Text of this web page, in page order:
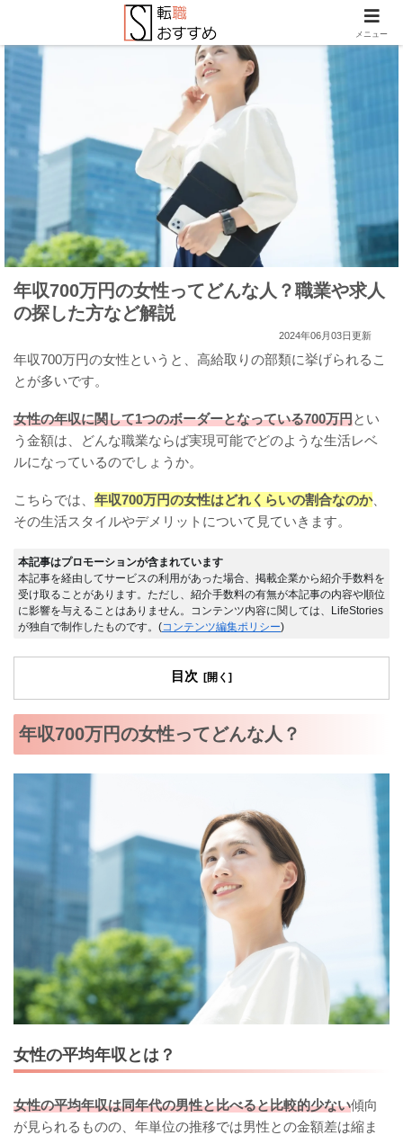
年収700万円の女性ってどんな人？職業や求人
の探した方など解説
2024年06月03日更新
年収700万円の女性というと、高給取りの部類に挙げられるこ
とが多いです。
女性の年収に関して1つのボーダーとなっている700万円とい
う金額は、どんな職業ならば実現可能でどのような生活レベ
ルになっているのでしょうか。
こちらでは、 年収700万円の女性はどれくらいの割合なのか、
その生活スタイルやデメリットについて見ていきます。
本記事はプロモーションが含まれています
本記事を経由してサービスの利用があった場合、掲載企業から紹介手数料を
受け取ることがあります。ただし、紹介手数料の有無が本記事の内容や順位
に影響を与えることはありません。コンテンツ内容に関しては、LifeStories
が独自で制作したものです。(コンテンツ編集ポリシー)
目次
年収700万円の女性ってどんな人？
女性の平均年収とは？
女性の平均年収は同年代の男性と比べると比較的少ない傾向
が見られるものの、年単位の推移では男性との金額差は縮ま
メニュー